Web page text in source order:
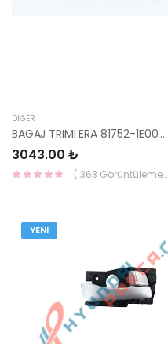
DIĞER
BAGAJ TRIMI ERA 81752-1E000-HMC
3043.00 ₺
( 363 Görüntüleme )
YENI